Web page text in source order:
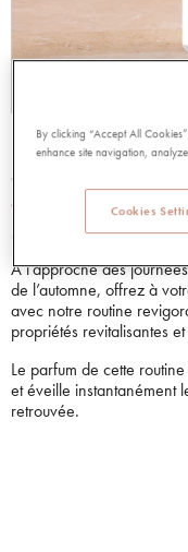
HUILE DE
98756
5.00 out of 5 Customer
5.00/
À l’approche des
de l’automne, offrez à
avec notre routine
propriétés revitalisantes
​Le parfum de cette
et éveille instantanément
retrouvée. ​
By clicking “Accept All
enhance site navigation,
Cookies